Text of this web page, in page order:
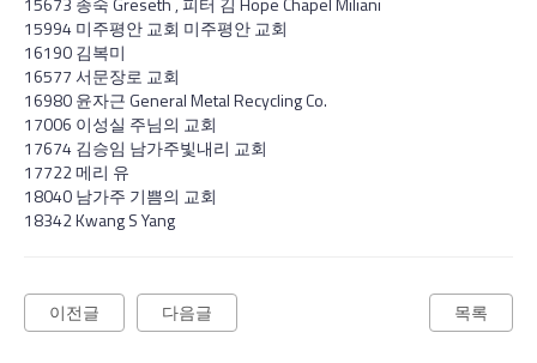
15994 미주평안 교회 미주평안 교회
16190 김복미
16577 서문장로 교회
16980 윤자근 General Metal Recycling Co.
17006 이성실 주님의 교회
17674 김승임 남가주빛내리 교회
17722 메리 유
18040 남가주 기쁨의 교회
18342 Kwang S Yang
다음글
이전글 목록